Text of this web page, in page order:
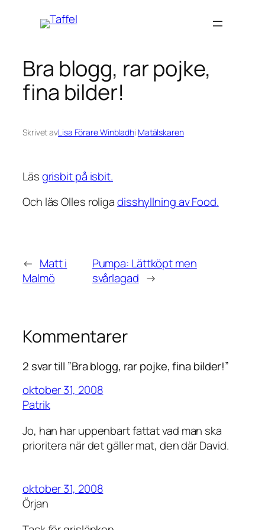
Bra blogg, rar pojke,
fina bilder!
Skrivet avLisa Förare Winbladhi Matälskaren
Läsgrisbit på isbit.
Och läs Olles roligadisshyllning av Food.
← Matt i
Malmö
Pumpa: Lättköpt men
svårlagad →
Kommentarer
2 svar till ”Bra blogg, rar pojke, fina bilder!”
oktober 31, 2008
Patrik
Jo, han har uppenbart fattat vad man ska
prioritera när det gäller mat, den där David.
oktober 31, 2008
Örjan